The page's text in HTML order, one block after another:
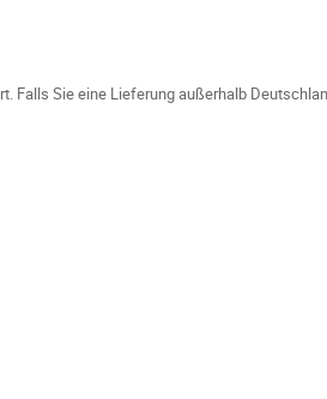
Sie eine Lieferung außerhalb